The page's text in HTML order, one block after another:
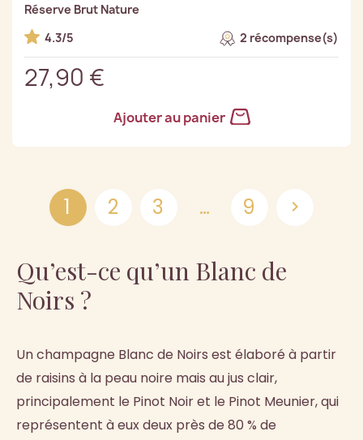
Réserve Brut Nature
4.3/5
2 récompense(s)
27,90 €
Ajouter au panier
1 2 3 … 9 
Qu’est-ce qu’un Blanc de
Noirs ?
Un champagne Blanc de Noirs est élaboré à partir
de raisins à la peau noire mais au jus clair,
principalement le Pinot Noir et le Pinot Meunier, qui
représentent à eux deux près de 80 % de